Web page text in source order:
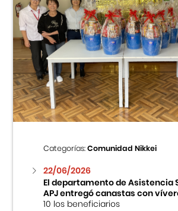
Categorías:Comunidad Nikkei
22/06/2026
El departamento de Asistencia
APJ entregó canastas con
10 los beneficiarios